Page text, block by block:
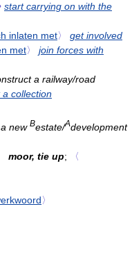
start carrying on with the
inlaten met〉
get involved
met〉
join forces with
a railway/road
a collection
new Bestate/Adevelopment
moor, tie up;
〈
〉